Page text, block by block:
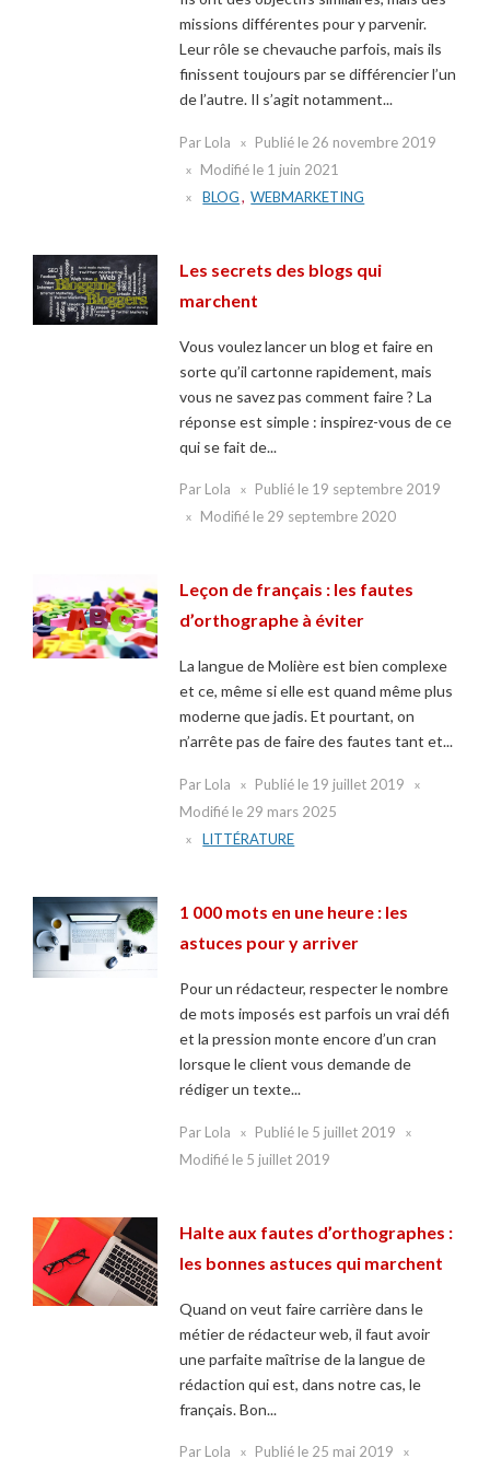
missions différentes pour y parvenir.
Leur rôle se chevauche parfois, mais ils
finissent toujours par se différencier l’un
de l’autre. Il s’agit notamment...
Par Lola Publié le 26 novembre 2019
Modifié le 1 juin 2021
BLOG , WEBMARKETING
Les secrets des blogs qui
marchent
Vous voulez lancer un blog et faire en
sorte qu’il cartonne rapidement, mais
vous ne savez pas comment faire ? La
réponse est simple : inspirez-vous de ce
qui se fait de...
Par Lola Publié le 19 septembre 2019
Modifié le 29 septembre 2020
Leçon de français : les fautes
d’orthographe à éviter
La langue de Molière est bien complexe
et ce, même si elle est quand même plus
moderne que jadis. Et pourtant, on
n’arrête pas de faire des fautes tant et...
Par Lola Publié le 19 juillet 2019
Modifié le 29 mars 2025
LITTÉRATURE
1 000 mots en une heure : les
astuces pour y arriver
Pour un rédacteur, respecter le nombre
de mots imposés est parfois un vrai défi
et la pression monte encore d’un cran
lorsque le client vous demande de
rédiger un texte...
Par Lola Publié le 5 juillet 2019
Modifié le 5 juillet 2019
Halte aux fautes d’orthographes :
les bonnes astuces qui marchent
Quand on veut faire carrière dans le
métier de rédacteur web, il faut avoir
une parfaite maîtrise de la langue de
rédaction qui est, dans notre cas, le
français. Bon...
Par Lola Publié le 25 mai 2019